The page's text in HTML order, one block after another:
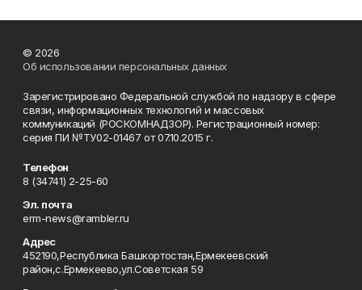
© 2026
Об использовании персональных данных
Зарегистрировано Федеральной службой по надзору в сфере
связи, информационных технологий и массовых
коммуникаций (РОСКОМНАДЗОР). Регистрационный номер:
серия ПИ №ТУ02-01467 от 07.10.2015 г.
Телефон
8 (34741) 2-25-60
Эл. почта
erm-news@rambler.ru
Адрес
452190,Республика Башкортостан,Ермекеевский
район,с.Ермекеево,ул.Советская 59